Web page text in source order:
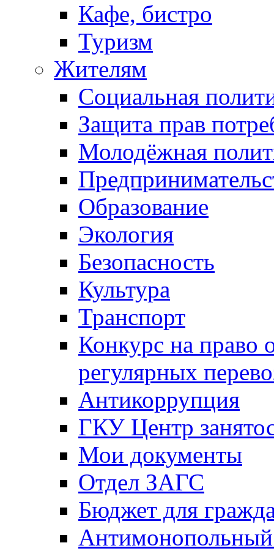
Кафе, бистро
Туризм
Жителям
Социальная
Защита прав
Молодёжная
Образование
Экология
Безопасность
Культура
Транспорт
Конкурс на право
регулярных
Антикоррупция
ГКУ Центр
Мои документы
Отдел ЗАГС
Бюджет для
Антимонопольный